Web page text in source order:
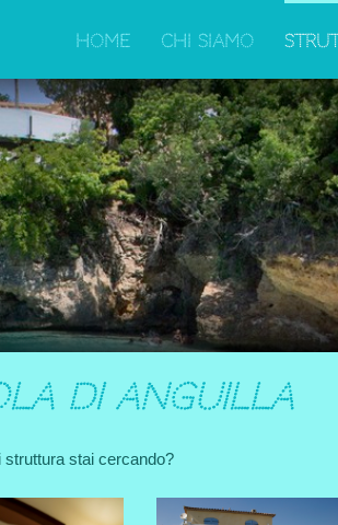
Home Chi Siamo
di anguilla
struttura stai cercando?